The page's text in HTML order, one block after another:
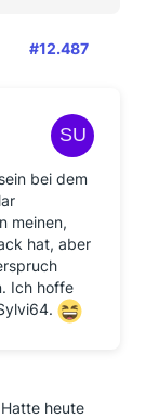
#12.487
bei dem
meinen,
hat, aber
Ich hoffe
heute